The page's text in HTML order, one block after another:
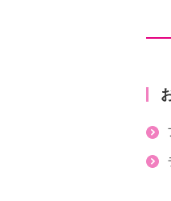
・
・
・